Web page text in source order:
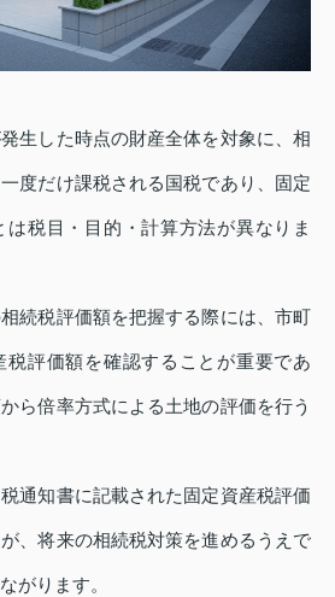
生した時点の財産全体を対象に、相
度だけ課税される国税であり、固定
は税目・目的・計算方法が異なりま
続税評価額を把握する際には、市町
税評価額を確認することが重要であ
ら倍率方式による土地の評価を行う
通知書に記載された固定資産税評価
、将来の相続税対策を進めるうえで
がります。